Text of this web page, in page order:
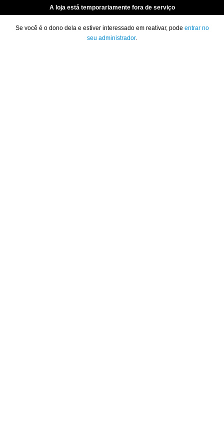
A loja está temporariamente fora de serviço
Se você é o dono dela e estiver interessado em reativar, pode entrar no
seu administrador.